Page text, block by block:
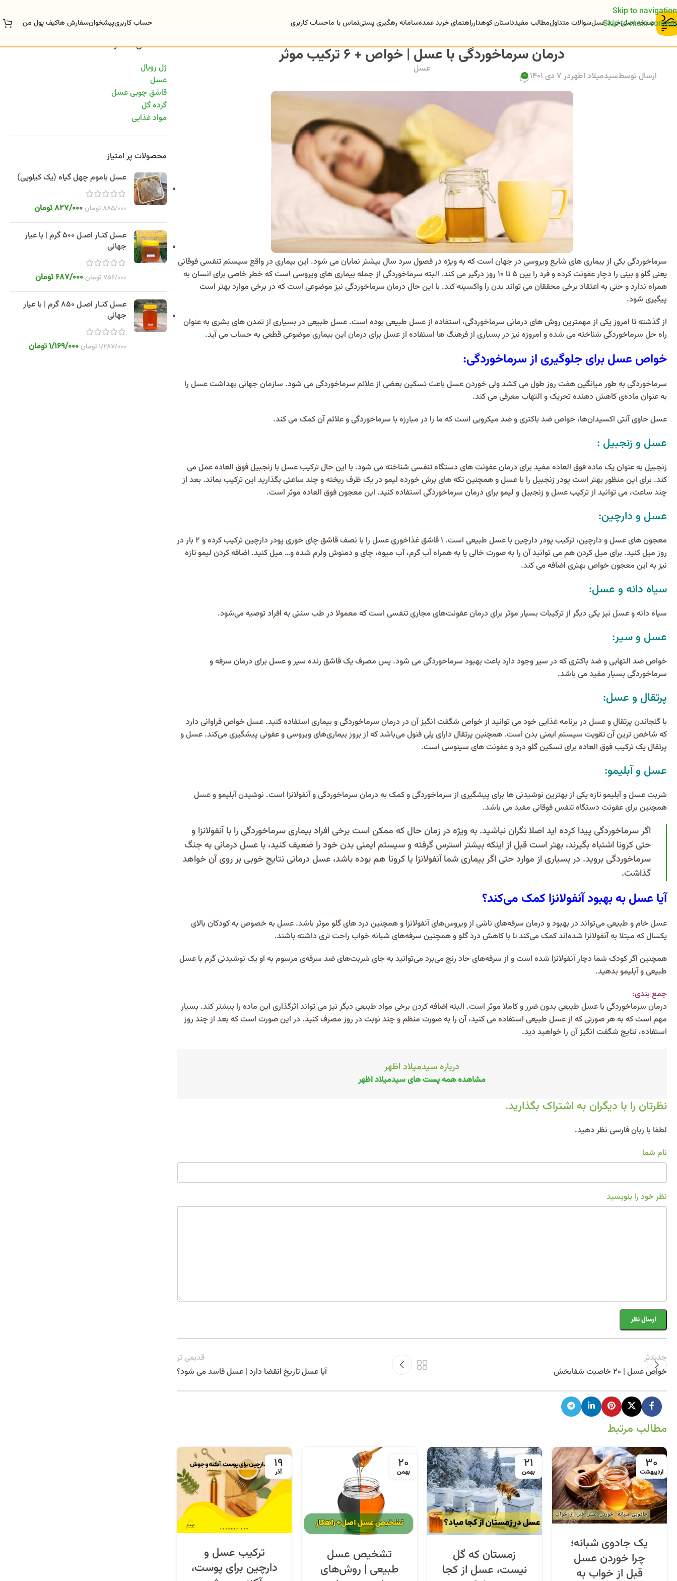
Skip to navigation
Skip to main content
صفحه اصلیخرید عسلسوالات متداولمطالب مفیدداستان کوهدارراهنمای خرید عمدهسامانه رهگیری پستیتماس با ماحساب کاربری حساب کاربریپیشخوانسفارش هاکیف پول من
درمان سرماخوردگی با عسل | خواص + 6 ترکیب موثر
عسل
ارسال توسطسیدمیلاد اظهردر 7 دی 1401 0
سرماخوردگی یکی از بیماری های شایع ویروسی در جهان است که به ویژه در فصول سرد سال بیشتر نمایان می شود. این بیماری در واقع سیستم تنفسی فوقانی
یعنی گلو و بینی را دچار عفونت کرده و فرد را بین 5 تا 10 روز درگیر می کند. البته سرماخوردگی از جمله بیماری های ویروسی است که خطر خاصی برای انسان به
همراه ندارد و حتی به اعتقاد برخی محققان می تواند بدن را واکسینه کند. با این حال درمان سرماخوردگی نیز موضوعی است که در برخی موارد بهتر است
پیگیری شود.
از گذشته تا امروز یکی از مهمترین روش های درمانی سرماخوردگی، استفاده از عسل طبیعی بوده است. عسل طبیعی در بسیاری از تمدن های بشری به عنوان
راه حل سرماخوردگی شناخته می شده و امروزه نیز در بسیاری از فرهنگ ها استفاده از عسل برای درمان این بیماری موضوعی قطعی به حساب می آید.
خواص عسل برای جلوگیری از سرماخوردگی:
سرماخوردگی به طور میانگین هفت روز طول می کشد ولی خوردن عسل باعث تسکین بعضی از علائم سرماخوردگی می شود. سازمان جهانی بهداشت عسل را
به عنوان ماده‌ی کاهش دهنده تحریک و التهاب معرفی می ‌کند.
عسل حاوی آنتی اکسیدان‌ها، خواص ضد باکتری و ضد میکروبی است که ما را در مبارزه با سرماخوردگی و علائم آن کمک می‌ کند.
عسل و زنجبیل :
زنجبیل به عنوان یک ماده فوق العاده مفید برای درمان عفونت های دستگاه تنفسی شناخته می شود. با این حال ترکیب عسل با زنجبیل فوق العاده عمل می
کند. برای این منظور بهتر است پودر زنجبیل را با عسل و همچنین تکه های برش خورده لیمو در یک ظرف ریخته و چند ساعتی بگذارید این ترکیب بماند. بعد از
چند ساعت، می توانید از ترکیب عسل و زنجبیل و لیمو برای درمان سرماخوردگی استفاده کنید. این معجون فوق العاده موثر است.
عسل و دارچین:
معجون های عسل و دارچین، ترکیب پودر دارچین با عسل طبیعی است. 1 قاشق غذاخوری عسل را با نصف قاشق چای خوری پودر دارچین ترکیب کرده و 2 بار در
روز میل کنید. برای میل کردن هم می توانید آن را به صورت خالی یا به همراه آب گرم، آب میوه، چای و دمنوش ولرم شده و… میل کنید. اضافه کردن لیمو تازه
نیز به این معجون خواص بهتری اضافه می کند.
سیاه دانه و عسل:
سیاه دانه و عسل نیز یکی دیگر از ترکیبات بسیار موثر برای درمان عفونت‌های مجاری تنفسی است که معمولا در طب سنتی به افراد توصیه می‌شود.
عسل و سیر:
خواص ضد التهابی و ضد باکتری که در سیر وجود دارد باعث بهبود سرماخوردگی می شود. پس مصرف یک قاشق رنده سیر و عسل برای درمان سرفه و
سرماخوردگی بسیار مفید می باشد.
پرتقال و عسل:
با گنجاندن پرتقال و عسل در برنامه غذایی خود می توانید از خواص شگفت انگیز آن در درمان سرماخوردگی و بیماری استفاده کنید. عسل خواص فراوانی دارد
که شاخص ترین آن تقویت سیستم ایمنی بدن است. همچنین پرتقال دارای پلی فنول می‌باشد که از بروز بیماری‌های ویروسی و عفونی پیشگیری می‌کند. عسل و
پرتقال یک ترکیب فوق العاده برای تسکین گلو درد و عفونت های سینوسی است.
عسل و آبلیمو:
شربت عسل و آبلیمو تازه یکی از بهترین نوشیدنی ها برای پیشگیری از سرماخوردگی و کمک به درمان سرماخوردگی و آنفولانزا است. نوشیدن آبلیمو و عسل
همچنین برای عفونت دستگاه تنفس فوقانی مفید می باشد.
اگر سرماخوردگی پیدا کرده اید اصلا نگران نباشید. به ویژه در زمان حال که ممکن است برخی افراد بیماری سرماخوردگی را با آنفولانزا و
حتی کرونا اشتباه بگیرند، بهتر است قبل از اینکه بیشتر استرس گرفته و سیستم ایمنی بدن خود را ضعیف کنید، با عسل درمانی به جنگ
سرماخوردگی بروید. در بسیاری از موارد حتی اگر بیماری شما آنفولانزا یا کرونا هم بوده باشد، عسل درمانی نتایج خوبی بر روی آن خواهد
گذاشت.
آیا عسل به بهبود آنفولانزا کمک می‌کند؟
عسل خام و طبیعی می‌تواند در بهبود و درمان سرفه‌های ناشی از ویروس‌های آنفولانزا و همچنین درد های گلو موثر باشد. عسل به خصوص به کودکان بالای
یکسال که مبتلا به آنفولانزا شده‌اند کمک می‌کند تا با کاهش درد گلو و همچنین سرفه‌های شبانه خواب راحت تری داشته باشند.
همچنین اگر کودک شما دچار آنفولانزا شده‌ است و از سرفه‌های حاد رنج می‌برد می‌توانید به جای شربت‌های ضد سرفه‌ی مرسوم به او یک نوشیدنی گرم با عسل
طبیعی و آبلیمو بدهید.
جمع بندی:
درمان سرماخوردگی با عسل طبیعی بدون ضرر و کاملا موثر است. البته اضافه کردن برخی مواد طبیعی دیگر نیز می تواند اثرگذاری این ماده را بیشتر کند. بسیار
مهم است که به هر صورتی که از عسل طبیعی استفاده می کنید، آن را به صورت منظم و چند نوبت در روز مصرف کنید. در این صورت است که بعد از چند روز
استفاده، نتایج شگفت انگیز آن را خواهید دید.
درباره سیدمیلاد اظهر
مشاهده همه پست های سیدمیلاد اظهر
نظرتان را با دیگران به اشتراک بگذارید.
لطفا با زبان فارسی نظر دهید.
نام شما
نظر خود را بنویسید
Alternative:
جدیدتر
خواص عسل | 20 خاصیت شفابخش
قدیمی تر
آیا عسل تاریخ انقضا دارد | عسل فاسد می شود؟
مطالب مرتبط
30
اردیبهشت
یک جادوی شبانه؛
چرا خوردن عسل
قبل از خواب به
21
بهمن
زمستان که گل
نیست، عسل از کجا
20
بهمن
تشخیص عسل
طبیعی | روش‌های
19
آذر
ترکیب عسل و
دارچین برای پوست،
دسته‌های محصولات
ژل رویال
عسل
قاشق چوبی عسل
گرده گل
مواد غذایی
محصولات پر امتیاز
عسل باموم چهل گیاه (یک کیلویی)
885/000تومان827/000تومان
عسل کنـار اصـل 500 گرم | با عیار
جهانی
756/000تومان687/000تومان
عسل کنـار اصـل 850 گرم | با عیار
جهانی
1/287/000تومان1/169/000تومان